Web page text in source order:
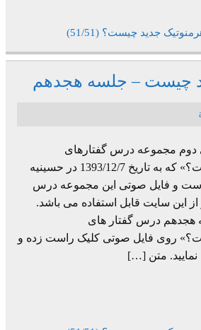
جدید چیست؟ (51/51)
چیست – جلسه هجدهم
مجموعه درس گفتارهای
«هرمنوتیک جدید چیست؟» که به تاریخ 1393/12/7 در حسینیه
است و فایل صوتی این مجموعه درس
از این سایت قابل استفاده می باشد.
هجدهم درس گفتار های
روی فایل صوتی کلیک راست زده و
نمایید. متن […]